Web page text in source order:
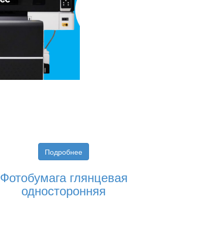
Подробнее
Фотобумага глянцевая
односторонняя